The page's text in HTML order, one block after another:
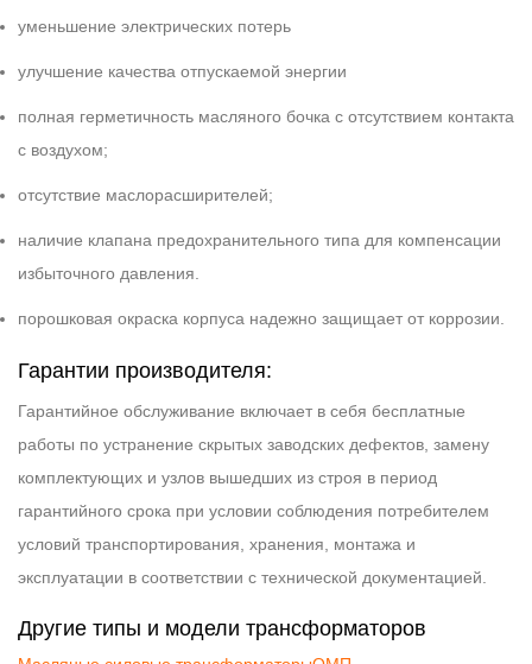
уменьшение электрических потерь
улучшение качества отпускаемой энергии
полная герметичность масляного бочка с отсутствием контакта
с воздухом;
отсутствие маслорасширителей;
наличие клапана предохранительного типа для компенсации
избыточного давления.
порошковая окраска корпуса надежно защищает от коррозии.
Гарантии производителя:
Гарантийное обслуживание включает в себя бесплатные
работы по устранение скрытых заводских дефектов, замену
комплектующих и узлов вышедших из строя в период
гарантийного срока при условии соблюдения потребителем
условий транспортирования, хранения, монтажа и
эксплуатации в соответствии с технической документацией.
Другие типы и модели трансформаторов